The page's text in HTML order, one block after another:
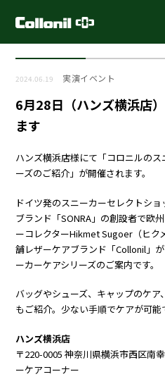
2024.06.19 実演イベント
6月28日（ハンズ横浜店
ます
ハンズ横浜店様にて「コロニルの
ーズのご紹介」が開催されます。
ドイツ発のスニーカーセレクトシ
ブランド「SONRA」の創設者で欧
ーコレクターHikmet Sugoer（ヒク
舗レザーケアブランド「Collonil」
ーカーケアシリーズのご案内です。
バッグやシューズ、キャップのケ
もご紹介。少ない手順でケアが可能
ハンズ横浜店
〒220-0005 神奈川県横浜市西区南
ーケアコーナー